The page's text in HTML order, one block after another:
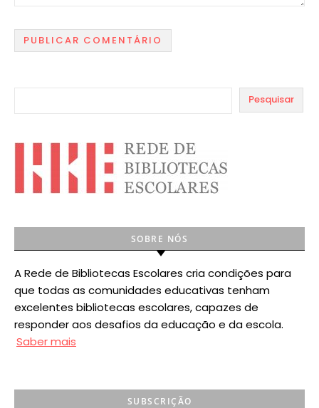
Pesquisar
SOBRE NÓS
A Rede de Bibliotecas Escolares cria condições para
que todas as comunidades educativas tenham
excelentes bibliotecas escolares, capazes de
responder aos desafios da educação e da escola.
Saber mais
SUBSCRIÇÃO